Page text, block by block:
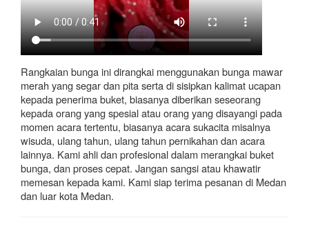
Rangkaian bunga ini dirangkai menggunakan bunga mawar
merah yang segar dan pita serta di sisipkan kalimat ucapan
kepada penerima buket, biasanya diberikan seseorang
kepada orang yang spesial atau orang yang disayangi pada
momen acara tertentu, biasanya acara sukacita misalnya
wisuda, ulang tahun, ulang tahun pernikahan dan acara
lainnya. Kami ahli dan profesional dalam merangkai buket
bunga, dan proses cepat. Jangan sangsi atau khawatir
memesan kepada kami. Kami siap terima pesanan di Medan
dan luar kota Medan.